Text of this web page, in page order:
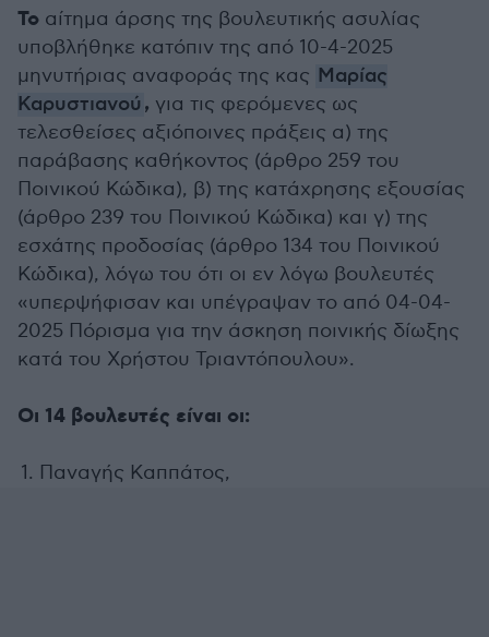
Το αίτημα άρσης της βουλευτικής ασυλίας
υποβλήθηκε κατόπιν της από 10-4-2025
μηνυτήριας αναφοράς της κας Μαρίας
Καρυστιανού , για τις φερόμενες ως
τελεσθείσες αξιόποινες πράξεις α) της
παράβασης καθήκοντος (άρθρο 259 του
Ποινικού Κώδικα), β) της κατάχρησης εξουσίας
(άρθρο 239 του Ποινικού Κώδικα) και γ) της
εσχάτης προδοσίας (άρθρο 134 του Ποινικού
Κώδικα), λόγω του ότι οι εν λόγω βουλευτές
«υπερψήφισαν και υπέγραψαν το από 04-04-
2025 Πόρισμα για την άσκηση ποινικής δίωξης
κατά του Χρήστου Τριαντόπουλου».
Οι 14 βουλευτές είναι οι:
1. Παναγής Καππάτος,